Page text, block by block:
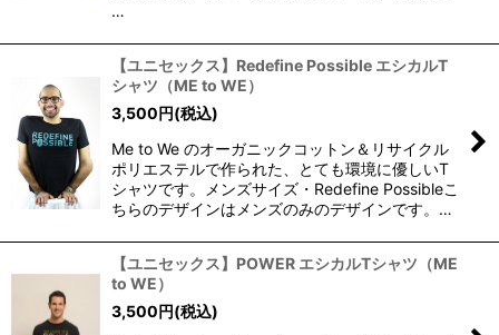
…
【ユニセックス】Redefine Possible エシカルT
シャツ（ME to WE）
3,500円(税込)
Me to We のオーガニックコットン＆リサイクル
ポリエステルで作られた、とても環境に優しいT
シャツです。メンズサイズ・Redefine Possibleこ
ちらのデザインはメンズのみのデザインです。…
【ユニセックス】POWER エシカルTシャツ（ME
to WE）
3,500円(税込)